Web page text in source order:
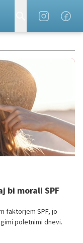
bi morali SPF
faktorjem SPF, jo
poletnimi dnevi.